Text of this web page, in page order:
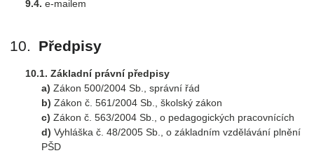
e-mailem
Předpisy
Základní právní předpisy
Zákon 500/2004 Sb., správní řád
Zákon č. 561/2004 Sb., školský zákon
Zákon č. 563/2004 Sb., o pedagogických pracovnících
Vyhláška č. 48/2005 Sb., o základním vzdělávání plnění
PŠD